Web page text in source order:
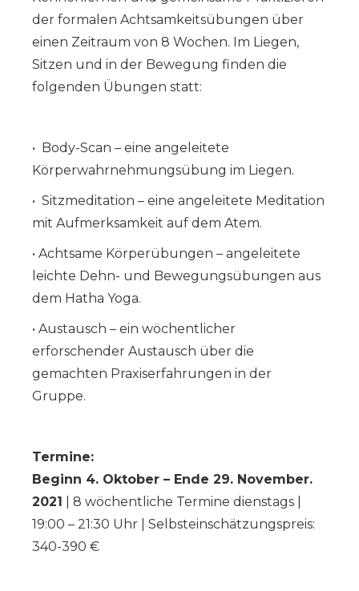
der formalen Achtsamkeitsübungen über
einen Zeitraum von 8 Wochen. Im Liegen,
Sitzen und in der Bewegung finden die
folgenden Übungen statt:
• Body-Scan – eine angeleitete
Körperwahrnehmungsübung im Liegen.
• Sitzmeditation – eine angeleitete Meditation
mit Aufmerksamkeit auf dem Atem.
• Achtsame Körperübungen – angeleitete
leichte Dehn- und Bewegungsübungen aus
dem Hatha Yoga.
• Austausch – ein wöchentlicher
erforschender Austausch über die
gemachten Praxiserfahrungen in der
Gruppe.
Termine:
Beginn 4. Oktober – Ende 29. November.
2021 | 8 wöchentliche Termine dienstags |
19:00 – 21:30 Uhr | Selbsteinschätzungspreis:
340-390 €